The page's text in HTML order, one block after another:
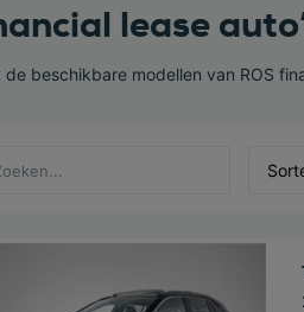
lease
de beschikbare modellen van ROS